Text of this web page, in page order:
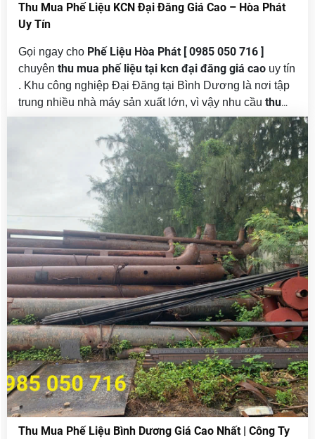
Thu Mua Phế Liệu KCN Đại Đăng Giá Cao – Hòa Phát
Uy Tín
Gọi ngay cho Phế Liệu Hòa Phát [ 0985 050 716 ]
chuyên thu mua phế liệu tại kcn đại đăng giá cao uy tín
. Khu công nghiệp Đại Đăng tại Bình Dương là nơi tập
trung nhiều nhà máy sản xuất lớn, vì vậy nhu cầu thu
mua phế liệu tại KCN Đại Đăngngày càng tăng. Nắm
bắt được nhu cầu thực tế ấy,Phế Liệu Hòa Pháttự hào
mang đến dịch vụthu mua phế liệu giá cao, hỗ trợ
doanh nghiệp xử lý phế liệu nhanh – gọn – uy tín, có
mặt tận nơi chỉ sau 10 phút. Dù doanh nghiệp sếp đang
đồng, sắt thép, inox, nhôm, chì, kẽm, máy móc cũ,
thiết bị hư hỏng… Hòa Phát đều thu muatận nơi –
nhanh chóng – thanh toán liền tay.
Thu Mua Phế Liệu Bình Dương Giá Cao Nhất | Công Ty